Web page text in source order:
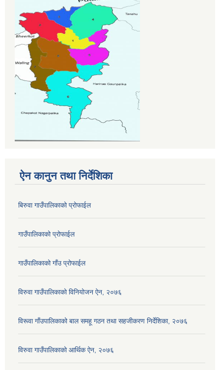
ऐन कानुन तथा निर्देशिका
बिरुवा गाउँपालिकाको प्रोफाईल
गाउँपालिकाको प्रोफाईल
गाउँपालिकाको गाँउ प्रोफाईल
विरुवा गाउँपालिकाको विनियोजन ऐन, २०७६
विरूवा गाँउपालिकाको बाल समहू गठन तथा सहजीकरण निर्देशिका, २०७६
विरुवा गाउँपालिकाको आर्थिक ऐन, २०७६